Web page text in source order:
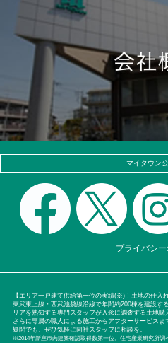
マイタウン
プライバシ
【エリア一戸建て供給第一位の実績(※)！土地の仕入
東武東上線・西武池袋線沿線で年間約200棟を建設す
リアを熟知する専門スタッフが入念に調査する土地
さらに専属の職人による施工からアフターサービス
疑問でも、ぜひ気軽に同社スタッフに相談を。
※2014年新座市内建築確認取得数第一位。住宅産業研究所調